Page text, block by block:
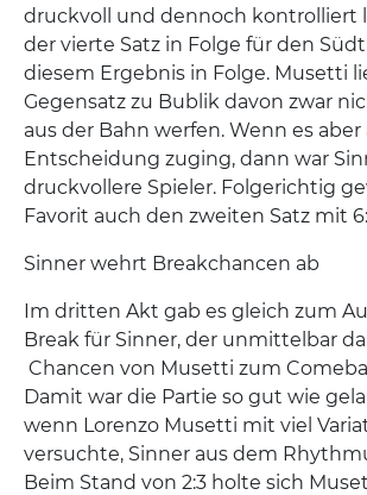
druckvoll und dennoch kontrolliert
der vierte Satz in Folge für den
diesem Ergebnis in Folge. Musetti
Gegensatz zu Bublik davon zwar
aus der Bahn werfen. Wenn es aber
Entscheidung zuging, dann war
druckvollere Spieler. Folgerichtig
Favorit auch den zweiten Satz mit
Sinner wehrt Breakchancen ab
Im dritten Akt gab es gleich zum
Break für Sinner, der unmittelbar
Chancen von Musetti zum
Damit war die Partie so gut wie
wenn Lorenzo Musetti mit viel
versuchte, Sinner aus dem
Beim Stand von 2:3 holte sich